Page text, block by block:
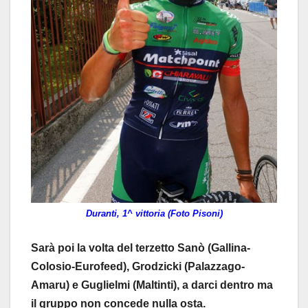
Duranti, 1^ vittoria (Foto Pisoni)
Sarà poi la volta del terzetto Sanò (Gallina-
Colosio-Eurofeed), Grodzicki (Palazzago-
Amaru) e Guglielmi (Maltinti), a darci dentro ma
il gruppo non concede nulla osta.